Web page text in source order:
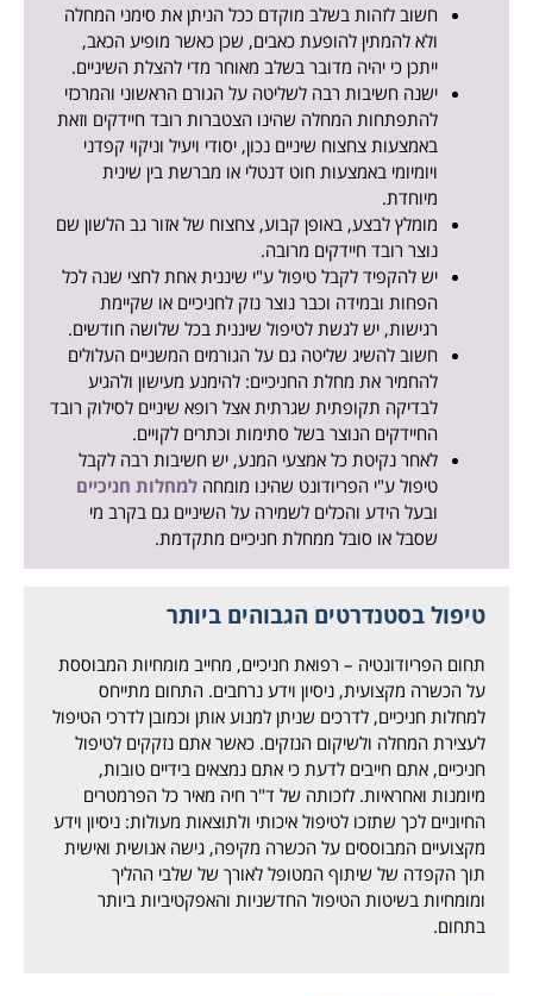
חשוב לזהות בשלב מוקדם ככל הניתן את סימני המחלה
ולא להמתין להופעת כאבים, שכן כאשר מופיע הכאב,
ייתכן כי יהיה מדובר בשלב מאוחר מדי להצלת השיניים.
ישנה חשיבות רבה לשליטה על הגורם הראשוני והמרכזי
להתפתחות המחלה שהינו הצטברות רובד חיידקים וזאת
באמצעות צחצוח שיניים נכון, יסודי ויעיל וניקוי קפדני
ויומיומי באמצעות חוט דנטלי או מברשת בין שינית
מיוחדת.
מומלץ לבצע, באופן קבוע, צחצוח של אזור גב הלשון שם
נוצר רובד חיידקים מרובה.
יש להקפיד לקבל טיפול ע"י שיננית אחת לחצי שנה לכל
הפחות ובמידה וכבר נוצר נזק לחניכיים או שקיימת
רגישות, יש לגשת לטיפול שיננית בכל שלושה חודשים.
חשוב להשיג שליטה גם על הגורמים המשניים העלולים
להחמיר את מחלת החניכיים: להימנע מעישון ולהגיע
לבדיקה תקופתית שגרתית אצל רופא שיניים לסילוק רובד
החיידקים הנוצר בשל סתימות וכתרים לקויים.
לאחר נקיטת כל אמצעי המנע, יש חשיבות רבה לקבל
טיפול ע"י הפריודונט שהינו מומחה למחלות חניכיים
ובעל הידע והכלים לשמירה על השיניים גם בקרב מי
שסבל או סובל ממחלת חניכיים מתקדמת.
טיפול בסטנדרטים הגבוהים ביותר
תחום הפריודונטיה – רפואת חניכיים, מחייב מומחיות המבוססת
על הכשרה מקצועית, ניסיון וידע נרחבים. התחום מתייחס
למחלות חניכיים, לדרכים שניתן למנוע אותן וכמובן לדרכי הטיפול
לעצירת המחלה ולשיקום הנזקים. כאשר אתם נזקקים לטיפול
חניכיים, אתם חייבים לדעת כי אתם נמצאים בידיים טובות,
מיומנות ואחראיות. לזכותה של ד"ר חיה מאיר כל הפרמטרים
החיוניים לכך שתזכו לטיפול איכותי ולתוצאות מעולות: ניסיון וידע
מקצועיים המבוססים על הכשרה מקיפה, גישה אנושית ואישית
תוך הקפדה של שיתוף המטופל לאורך של שלבי ההליך
ומומחיות בשיטות הטיפול החדשניות והאפקטיביות ביותר
בתחום.